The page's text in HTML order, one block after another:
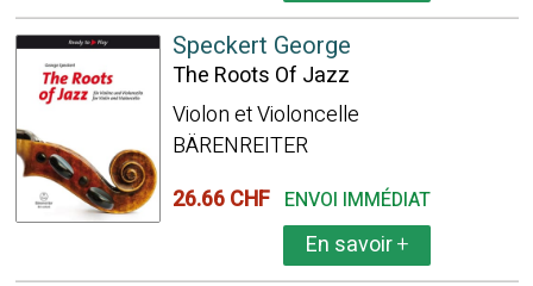
Speckert George
The Roots Of Jazz
Violon et Violoncelle
BÄRENREITER
26.66 CHF ENVOI IMMÉDIAT
En savoir+